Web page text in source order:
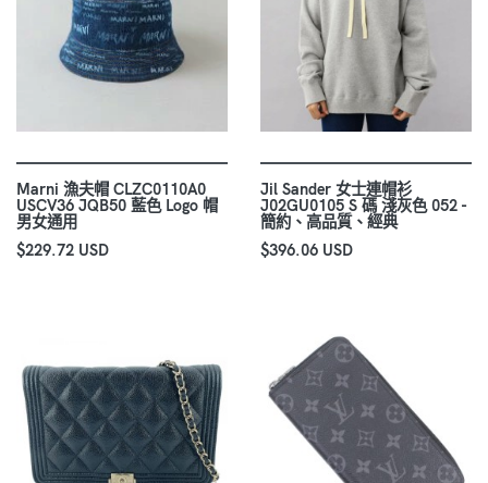
Marni 漁夫帽 CLZC0110A0
USCV36 JQB50 藍色 Logo 帽
男女通用
$229.72 USD
Jil Sander 女士連帽衫
J02GU0105 S 碼 淺灰色 052 -
簡約、高品質、經典
$396.06 USD